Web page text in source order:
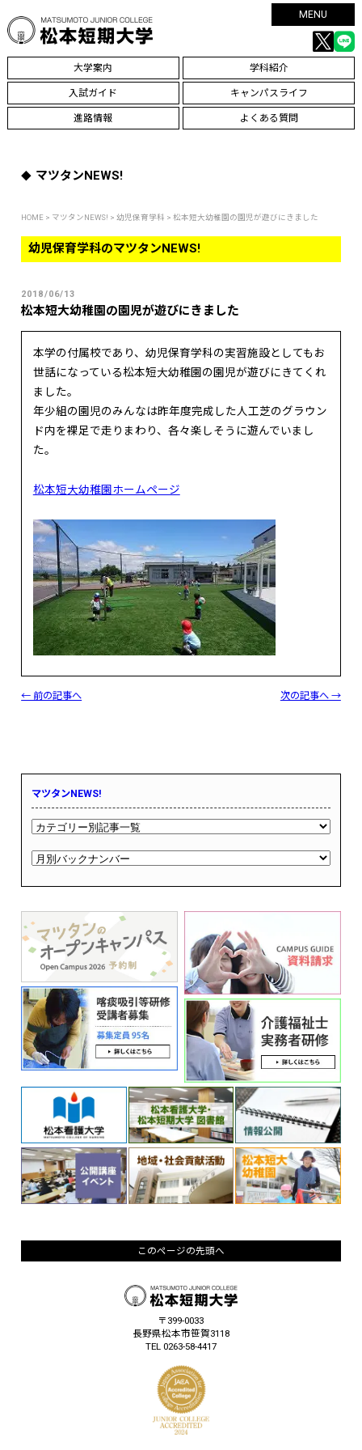
MENU
大学案内 学科紹介
入試ガイド キャンパスライフ
進路情報 よくある質問
マツタンNEWS!
HOME > マツタンNEWS! >幼児保育学科 > 松本短大幼稚園の園児が遊びにきました
幼児保育学科のマツタンNEWS!
2018/06/13
松本短大幼稚園の園児が遊びにきました
本学の付属校であり、幼児保育学科の実習施設としてもお
世話になっている松本短大幼稚園の園児が遊びにきてくれ
ました。
年少組の園児のみんなは昨年度完成した人工芝のグラウン
ド内を裸足で走りまわり、各々楽しそうに遊んでいまし
た。
松本短大幼稚園ホームページ
← 前の記事へ 次の記事へ →
マツタンNEWS!
このページの先頭へ
〒399-0033
長野県松本市笹賀3118
TEL 0263-58-4417